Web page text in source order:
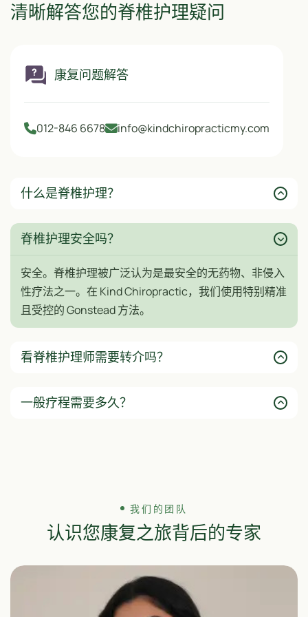
清晰解答您的脊椎护理疑问
康复问题解答
012-846 6678 info@kindchiropracticmy.com
什么是脊椎护理？
脊椎护理安全吗？
安全。脊椎护理被广泛认为是最安全的无药物、非侵入
性疗法之一。在 Kind Chiropractic，我们使用特别精准
且受控的 Gonstead 方法。
看脊椎护理师需要转介吗？
一般疗程需要多久？
我们的团队
认识您康复之旅背后的专家